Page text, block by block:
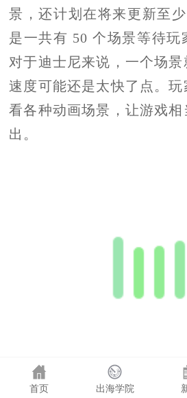
景，还计划在将来更新至
是一共有 50 个场景等待玩
对于迪士尼来说，一个场
速度可能还是太快了点。玩
看各种动画场景，让游戏
出。
首页 出海学院